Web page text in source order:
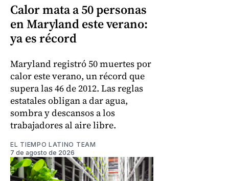
Calor mata a 50 personas
en Maryland este verano:
ya es récord
Maryland registró 50 muertes por
calor este verano, un récord que
supera las 46 de 2012. Las reglas
estatales obligan a dar agua,
sombra y descansos a los
trabajadores al aire libre.
EL TIEMPO LATINO TEAM
7 de agosto de 2026